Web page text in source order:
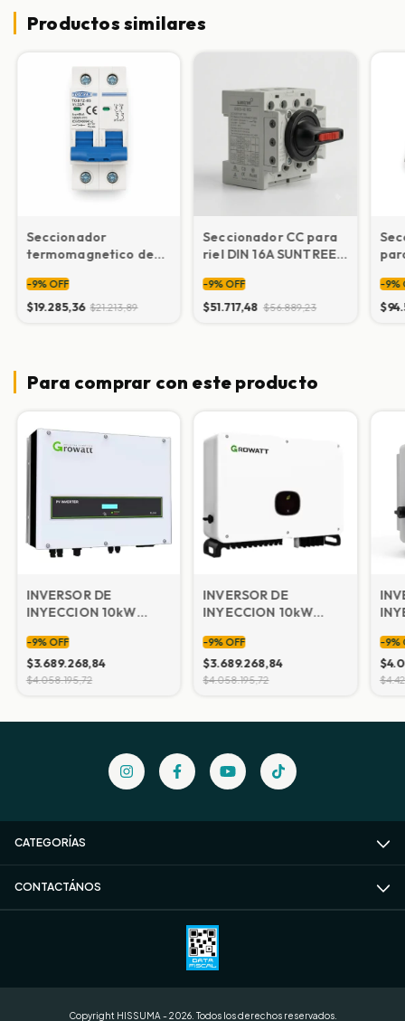
Productos similares
Seccionador
termomagnetico de
solares 32A 1000V
-9% OFF
$19.285,36 $21.213,89
Seccionador CC para
riel DIN 16A SUNTREE
-9% OFF
$51.717,48 $56.889,23
-9%
Para comprar con este producto
INVERSOR DE
INYECCION 10kW
-9% OFF
$3.689.268,84
$4.058.195,72
INVERSOR DE
INYECCION 10kW
-9% OFF
$3.689.268,84
$4.058.195,72
-9%
CATEGORÍAS
CONTACTÁNOS
Copyright HISSUMA - 2026. Todos los derechos reservados.